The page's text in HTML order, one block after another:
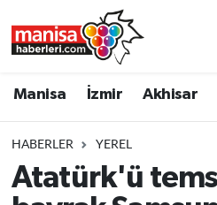
Manisa İzmir Akhisar
HABERLER YEREL
Atatürk'ü
Turgutlu
Manisa Nöbetçi Eczaneler
Manisa Trafik Yoğunluk